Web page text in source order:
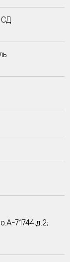
СД
71744,д.2;